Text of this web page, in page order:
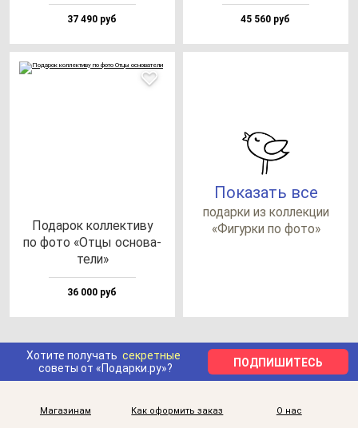
37 490 руб 45 560 руб
Пода­рок кол­лек­ти­ву
по фо­то «Отцы ос­но­ва­
те­ли»
36 000 руб
Показать все
по­дар­ки из кол­лек­ции
«Фигур­ки по фо­то»
Хотите получать секретные
советы от «Подарки.ру»?
ПОДПИШИТЕСЬ
Магазинам Как оформить заказ О нас